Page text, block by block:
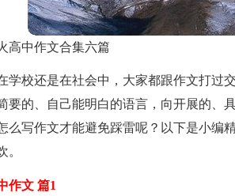
高中作文合集六篇
学校还是在社会中，大家都跟作文打过
要的、自己能明白的语言，向开展的、
么写作文才能避免踩雷呢？以下是小编
。
作文 篇1